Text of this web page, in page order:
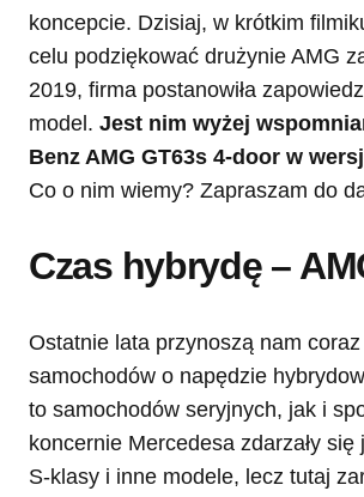
koncepcie. Dzisiaj, w krótkim
celu podziękować drużynie AMG
2019, firma postanowiła
model. Jest nim wyżej
Benz AMG GT63s 4-door w
Co o nim wiemy? Zapraszam do
Czas hybrydę –
Ostatnie lata przynoszą nam
samochodów o napędzie
to samochodów seryjnych, jak i
koncernie Mercedesa zdarzały
S-klasy i inne modele, lecz tutaj